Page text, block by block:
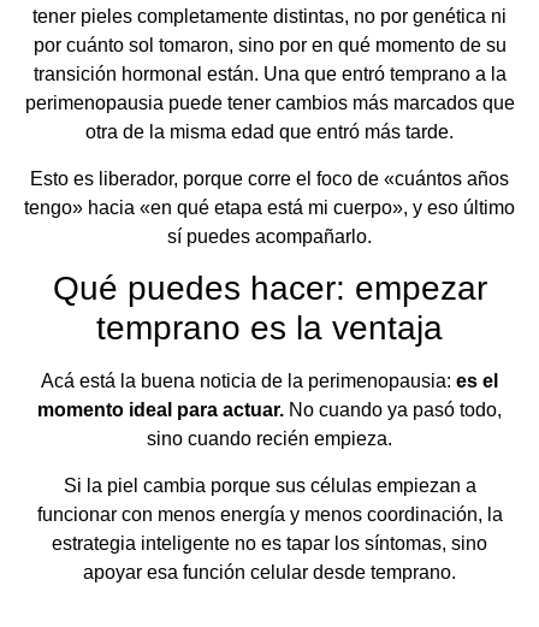
tener pieles completamente distintas, no por genética ni
por cuánto sol tomaron, sino por en qué momento de su
transición hormonal están. Una que entró temprano a la
perimenopausia puede tener cambios más marcados que
otra de la misma edad que entró más tarde.
Esto es liberador, porque corre el foco de «cuántos años
tengo» hacia «en qué etapa está mi cuerpo», y eso último
sí puedes acompañarlo.
Qué puedes hacer: empezar
temprano es la ventaja
Acá está la buena noticia de la perimenopausia: es el
momento ideal para actuar. No cuando ya pasó todo,
sino cuando recién empieza.
Si la piel cambia porque sus células empiezan a
funcionar con menos energía y menos coordinación, la
estrategia inteligente no es tapar los síntomas, sino
apoyar esa función celular desde temprano.